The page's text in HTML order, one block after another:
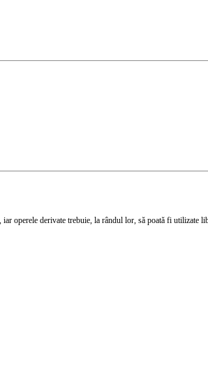
operele derivate trebuie, la rândul lor, să poată fi utilizate